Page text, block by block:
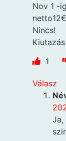
Nov 1 -
Nincs!
1
Válasz
Ja,